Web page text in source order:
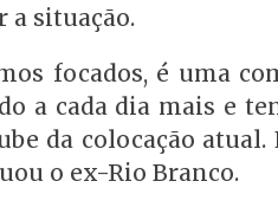
a situação.
focados, é uma
a cada dia mais e
da colocação
o ex-Rio Branco.